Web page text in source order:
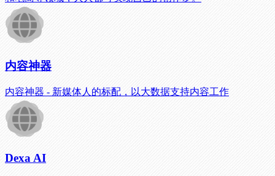
内容神器
内容神器 - 新媒体人的标配，以大数据支持内容工作
Dexa AI